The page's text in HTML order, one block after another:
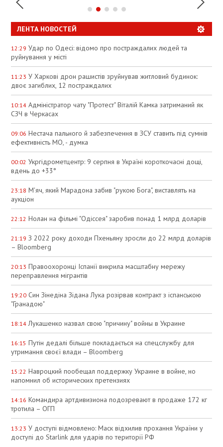
ЛЕНТА НОВОСТЕЙ
12:29 Удар по Одесі: відомо про постраждалих людей та
руйнування у місті
11:23 У Харкові дрон рашистів зруйнував житловий будинок:
двоє загиблих, 12 постраждалих
10:14 Адміністратор чату "Протест" Віталій Камка затриманий як
СЗЧ в Черкасах
09:06 Нестача пального й забезпечення в ЗСУ ставить під сумнів
ефективність МО, - думка
00:02 Укргідрометцентр: 9 серпня в Україні короткочасні дощі,
вдень до +33°
23:18 М'яч, який Марадона забив "рукою Бога", виставлять на
аукціон
22:12 Нолан на фільмі "Одіссея" заробив понад 1 млрд доларів
21:19 З 2022 року доходи Пхеньяну зросли до 22 млрд доларів
– Bloomberg
20:13 Правоохоронці Іспанії викрила масштабну мережу
переправлення мігрантів
19:20 Син Зінедіна Зідана Лука розірвав контракт з іспанською
"Гранадою"
18:14 Лукашенко назвал свою "причину" войны в Украине
16:15 Путін дедалі більше покладається на спецслужбу для
утримання своєї влади – Bloomberg
15:22 Навроцкий пообещал поддержку Украине в войне, но
напомнил об исторических претензиях
14:16 Командира артдивизиона подозревают в продаже 172 кг
тротила – ОГП
13:23 У доступі відмовлено: Маск відхилив прохання України у
доступі до Starlink для ударів по території РФ